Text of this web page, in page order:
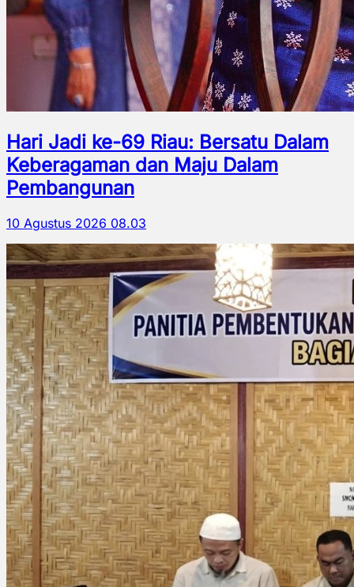
Hari Jadi ke-69 Riau: Bersatu Dalam
Keberagaman dan Maju Dalam
Pembangunan
10 Agustus 2026 08.03